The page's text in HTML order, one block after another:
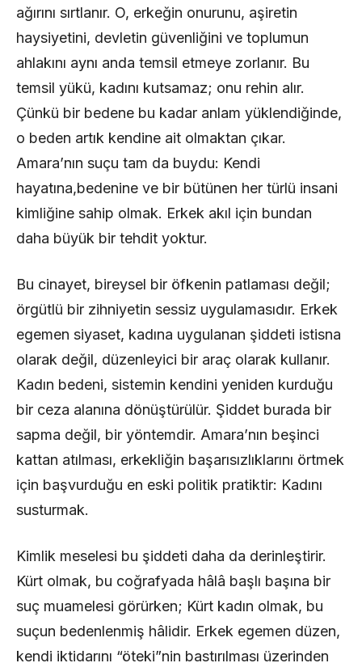
ağırını sırtlanır. O, erkeğin onurunu, aşiretin
haysiyetini, devletin güvenliğini ve toplumun
ahlakını aynı anda temsil etmeye zorlanır. Bu
temsil yükü, kadını kutsamaz; onu rehin alır.
Çünkü bir bedene bu kadar anlam yüklendiğinde,
o beden artık kendine ait olmaktan çıkar.
Amara’nın suçu tam da buydu: Kendi
hayatına,bedenine ve bir bütünen her türlü insani
kimliğine sahip olmak. Erkek akıl için bundan
daha büyük bir tehdit yoktur.
Bu cinayet, bireysel bir öfkenin patlaması değil;
örgütlü bir zihniyetin sessiz uygulamasıdır. Erkek
egemen siyaset, kadına uygulanan şiddeti istisna
olarak değil, düzenleyici bir araç olarak kullanır.
Kadın bedeni, sistemin kendini yeniden kurduğu
bir ceza alanına dönüştürülür. Şiddet burada bir
sapma değil, bir yöntemdir. Amara’nın beşinci
kattan atılması, erkekliğin başarısızlıklarını örtmek
için başvurduğu en eski politik pratiktir: Kadını
susturmak.
Kimlik meselesi bu şiddeti daha da derinleştirir.
Kürt olmak, bu coğrafyada hâlâ başlı başına bir
suç muamelesi görürken; Kürt kadın olmak, bu
suçun bedenlenmiş hâlidir. Erkek egemen düzen,
kendi iktidarını “öteki”nin bastırılması üzerinden